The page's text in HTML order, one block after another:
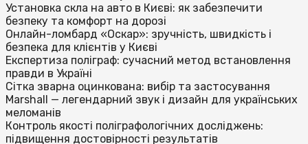
Установка скла на авто в Києві: як забезпечити
безпеку та комфорт на дорозі
Онлайн-ломбард «Оскар»: зручність, швидкість і
безпека для клієнтів у Києві
Експертиза поліграф: сучасний метод встановлення
правди в Україні
Сітка зварна оцинкована: вибір та застосування
Marshall — легендарний звук і дизайн для українських
меломанів
Контроль якості поліграфологічних досліджень:
підвищення достовірності результатів